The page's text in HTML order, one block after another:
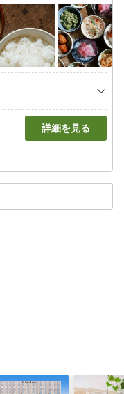
詳細を見る